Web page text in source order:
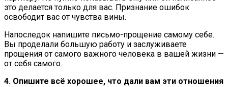
это делается только для вас. Признание ошибок
освободит вас от чувства вины.
Напоследок напишите письмо-прощение самому себе.
Вы проделали большую работу и заслуживаете
прощения от самого важного человека в вашей жизни —
от себя самого.
4. Опишите всё хорошее, что дали вам эти отношения